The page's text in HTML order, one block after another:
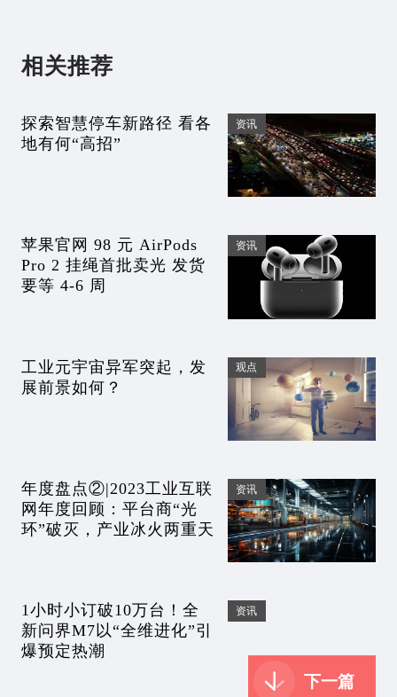
相关推荐
探索智慧停车新路径 看各
地有何“高招”
资讯
苹果官网 98 元 AirPods
Pro 2 挂绳首批卖光 发货
要等 4-6 周
资讯
工业元宇宙异军突起，发
展前景如何？
观点
年度盘点②|2023工业互联
网年度回顾：平台商“光
环”破灭，产业冰火两重天
资讯
1小时小订破10万台！全
新问界M7以“全维进化”引
爆预定热潮
资讯
下一篇